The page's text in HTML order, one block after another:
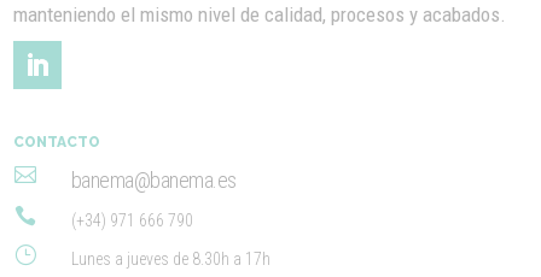
manteniendo el mismo nivel de calidad, procesos y acabados.
CONTACTO
 banema@banema.es
 (+34) 971 666 790
}
Lunes a jueves de 8.30h a 17h